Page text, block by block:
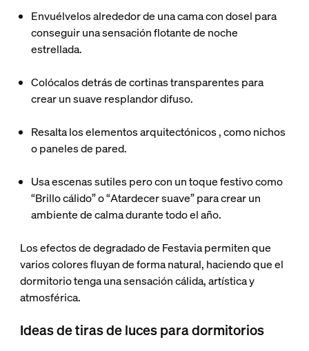
Envuélvelos alrededor de una cama con dosel para
conseguir una sensación flotante de noche
estrellada.
Colócalos detrás de cortinas transparentespara
crear un suave resplandor difuso.
Resalta los elementos arquitectónicos, como nichos
o paneles de pared.
Usa escenas sutiles pero con un toque festivo como
“Brillo cálido” o “Atardecer suave” para crear un
ambiente de calma durante todo el año.
Los efectos de degradado de Festavia permiten que
varios colores fluyan de forma natural, haciendo que el
dormitorio tenga una sensación cálida, artística y
atmosférica.
Ideas de tiras de luces para dormitorios